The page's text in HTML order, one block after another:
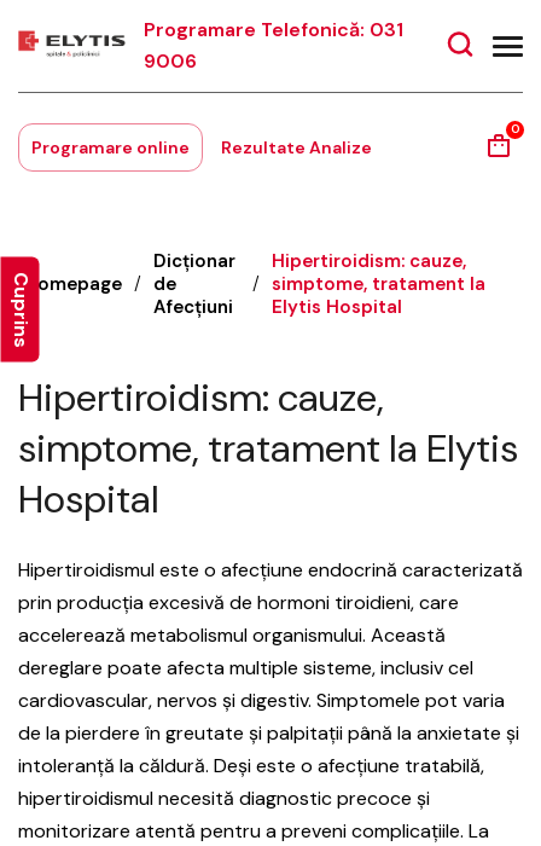
Programare Telefonică: 031
9006
Programare online Rezultate Analize
0
Homepage /
Dicționar
de
Afecțiuni
/
Hipertiroidism: cauze,
simptome, tratament la
Elytis Hospital
Cuprins
Hipertiroidism: cauze,
simptome, tratament la Elytis
Hospital
Hipertiroidismul este o afecțiune endocrină caracterizată
prin producția excesivă de hormoni tiroidieni, care
accelerează metabolismul organismului. Această
dereglare poate afecta multiple sisteme, inclusiv cel
cardiovascular, nervos și digestiv. Simptomele pot varia
de la pierdere în greutate și palpitații până la anxietate și
intoleranță la căldură. Deși este o afecțiune tratabilă,
hipertiroidismul necesită diagnostic precoce și
monitorizare atentă pentru a preveni complicațiile. La